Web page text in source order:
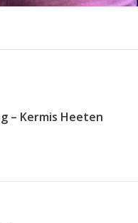
– Kermis Heeten